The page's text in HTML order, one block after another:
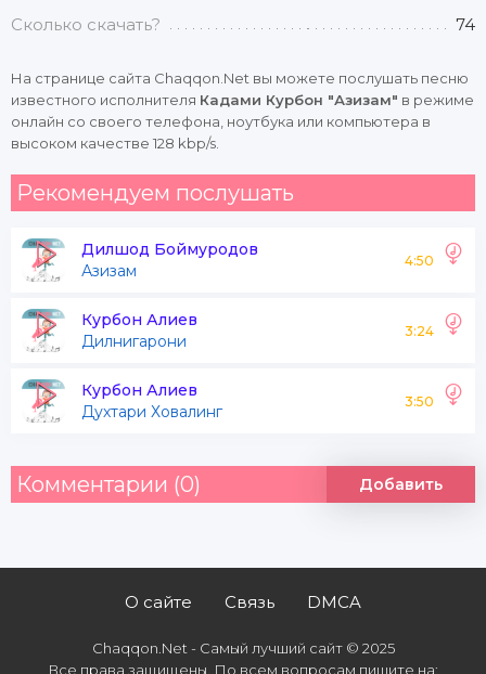
Сколько скачать? 74
На странице сайта Chaqqon.Net вы можете послушать песню
известного исполнителя Кадами Курбон "Азизам" в режиме
онлайн со своего телефона, ноутбука или компьютера в
высоком качестве 128 kbp/s.
Рекомендуем послушать
Дилшод Боймуродов
Азизам
4:50
Курбон Алиев
Дилнигарони
3:24
Курбон Алиев
Духтари Ховалинг
3:50
Комментарии (0) Добавить
О сайте Связь DMCA
Chaqqon.Net - Самый лучший сайт © 2025
Все права защищены. По всем вопросам пишите на: